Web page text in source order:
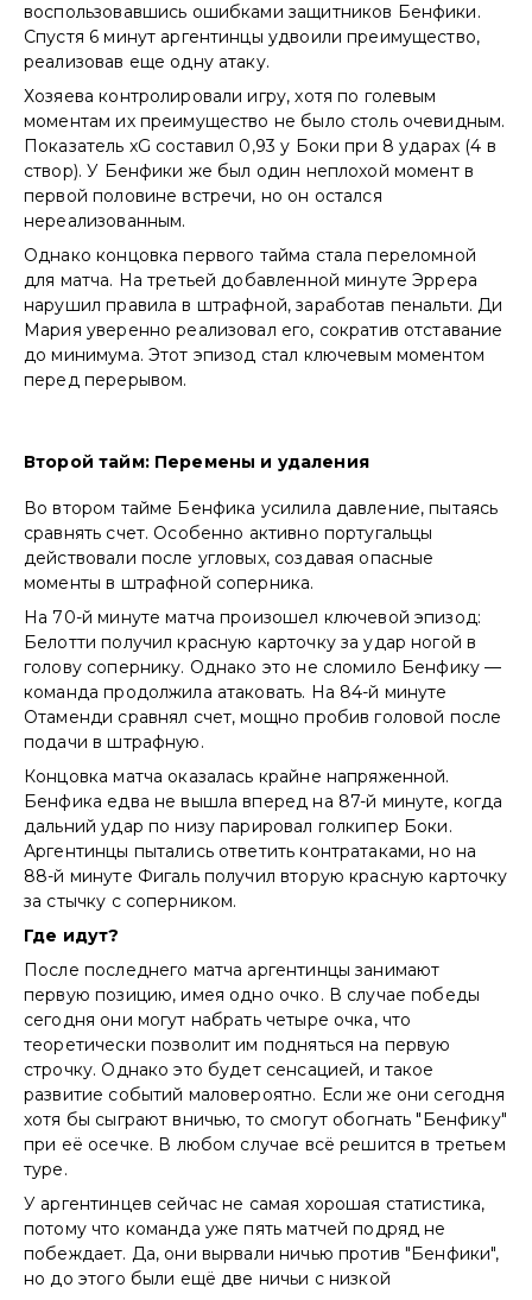
воспользовавшись ошибками защитников Бенфики.
Спустя 6 минут аргентинцы удвоили преимущество,
реализовав еще одну атаку.
Хозяева контролировали игру, хотя по голевым
моментам их преимущество не было столь очевидным.
Показатель xG составил 0,93 у Боки при 8 ударах (4 в
створ). У Бенфики же был один неплохой момент в
первой половине встречи, но он остался
нереализованным.
Однако концовка первого тайма стала переломной
для матча. На третьей добавленной минуте Эррера
нарушил правила в штрафной, заработав пенальти. Ди
Мария уверенно реализовал его, сократив отставание
до минимума. Этот эпизод стал ключевым моментом
перед перерывом.
Второй тайм: Перемены и удаления
Во втором тайме Бенфика усилила давление, пытаясь
сравнять счет. Особенно активно португальцы
действовали после угловых, создавая опасные
моменты в штрафной соперника.
На 70-й минуте матча произошел ключевой эпизод:
Белотти получил красную карточку за удар ногой в
голову сопернику. Однако это не сломило Бенфику —
команда продолжила атаковать. На 84-й минуте
Отаменди сравнял счет, мощно пробив головой после
подачи в штрафную.
Концовка матча оказалась крайне напряженной.
Бенфика едва не вышла вперед на 87-й минуте, когда
дальний удар по низу парировал голкипер Боки.
Аргентинцы пытались ответить контратаками, но на
88-й минуте Фигаль получил вторую красную карточку
за стычку с соперником.
Где идут?
После последнего матча аргентинцы занимают
первую позицию, имея одно очко. В случае победы
сегодня они могут набрать четыре очка, что
теоретически позволит им подняться на первую
строчку. Однако это будет сенсацией, и такое
развитие событий маловероятно. Если же они сегодня
хотя бы сыграют вничью, то смогут обогнать "Бенфику"
при её осечке. В любом случае всё решится в третьем
туре.
У аргентинцев сейчас не самая хорошая статистика,
потому что команда уже пять матчей подряд не
побеждает. Да, они вырвали ничью против "Бенфики",
но до этого были ещё две ничьи с низкой